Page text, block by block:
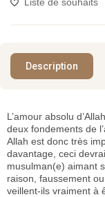
Description
L’amour absolu
deux fondements de
Allah est donc très
davantage, ceci
musulman(e) aimant
raison, faussement
veillent-ils vraiment à